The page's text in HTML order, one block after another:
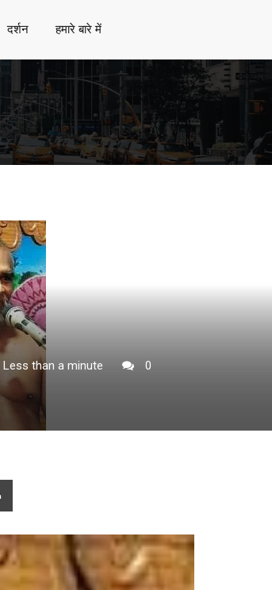
दर्शन हमारे बारे में
Less than a minute 0